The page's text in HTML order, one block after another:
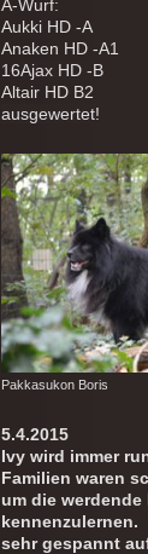
A-Wurf:
Aukki HD -A
Anaken HD -A1
16Ajax HD -B
Altair HD B2
ausgewertet!
Pakkasukon Boris
5.4.2015
Ivy wird immer
Familien waren
um die werdende
kennenzulernen.
sehr gespannt